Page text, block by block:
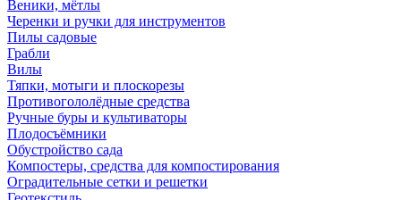
Веники, мётлы
Черенки и ручки для инструментов
Пилы садовые
Грабли
Вилы
Тяпки, мотыги и плоскорезы
Противогололёдные средства
Ручные буры и культиваторы
Плодосъёмники
Обустройство сада
Компостеры, средства для компостирования
Оградительные сетки и решетки